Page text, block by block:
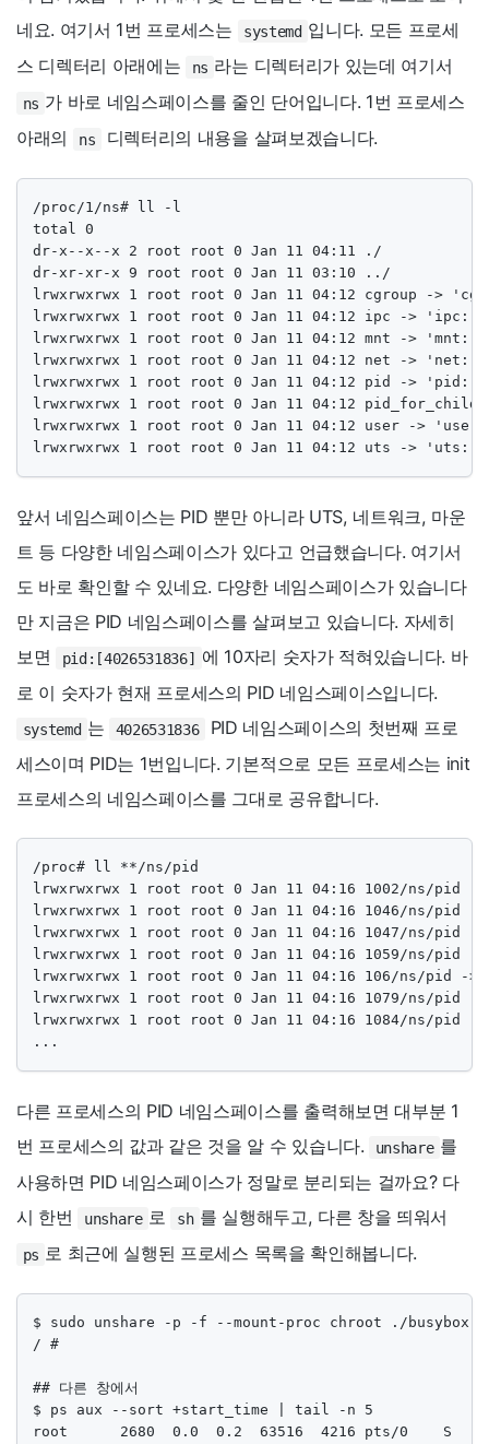
네요. 여기서 1번 프로세스는
systemd 입니다. 모든 프로세
스 디렉터리 아래에는
ns 라는 디렉터리가 있는데 여기서
ns 가 바로 네임스페이스를 줄인 단어입니다. 1번 프로세스
아래의
ns 디렉터리의 내용을 살펴보겠습니다.
/proc/1/ns# ll -l
total 0
dr-x--x--x 2 root root 0 Jan 11 04:11 ./
dr-xr-xr-x 9 root root 0 Jan 11 03:10 ../
lrwxrwxrwx 1 root root 0 Jan 11 04:12 cgroup ->
lrwxrwxrwx 1 root root 0 Jan 11 04:12 ipc ->
lrwxrwxrwx 1 root root 0 Jan 11 04:12 mnt ->
lrwxrwxrwx 1 root root 0 Jan 11 04:12 net ->
lrwxrwxrwx 1 root root 0 Jan 11 04:12 pid ->
lrwxrwxrwx 1 root root 0 Jan 11 04:12
lrwxrwxrwx 1 root root 0 Jan 11 04:12 user ->
lrwxrwxrwx 1 root root 0 Jan 11 04:12 uts ->
앞서 네임스페이스는 PID 뿐만 아니라 UTS, 네트워크, 마운
트 등 다양한 네임스페이스가 있다고 언급했습니다. 여기서
도 바로 확인할 수 있네요. 다양한 네임스페이스가 있습니다
만 지금은 PID 네임스페이스를 살펴보고 있습니다. 자세히
보면
pid:[4026531836] 에 10자리 숫자가 적혀있습니다. 바
로 이 숫자가 현재 프로세스의 PID 네임스페이스입니다.
systemd 는 4026531836
PID 네임스페이스의 첫번째 프로
세스이며 PID는 1번입니다. 기본적으로 모든 프로세스는 init
프로세스의 네임스페이스를 그대로 공유합니다.
/proc# ll **/ns/pid
lrwxrwxrwx 1 root root 0 Jan 11 04:16 1002/ns/pid -
lrwxrwxrwx 1 root root 0 Jan 11 04:16 1046/ns/pid -
lrwxrwxrwx 1 root root 0 Jan 11 04:16 1047/ns/pid -
lrwxrwxrwx 1 root root 0 Jan 11 04:16 1059/ns/pid -
lrwxrwxrwx 1 root root 0 Jan 11 04:16 106/ns/pid ->
lrwxrwxrwx 1 root root 0 Jan 11 04:16 1079/ns/pid -
lrwxrwxrwx 1 root root 0 Jan 11 04:16 1084/ns/pid -
...
다른 프로세스의 PID 네임스페이스를 출력해보면 대부분 1
번 프로세스의 값과 같은 것을 알 수 있습니다.
unshare 를
사용하면 PID 네임스페이스가 정말로 분리되는 걸까요? 다
시 한번
unshare 로 sh 를 실행해두고, 다른 창을 띄워서
ps 로 최근에 실행된 프로세스 목록을 확인해봅니다.
$ sudo unshare -p -f --mount-proc chroot ./busybox-
/ #
## 다른 창에서
$ ps aux --sort +start_time | tail -n 5
root      2680  0.0  0.2  63516  4216 pts/0    S